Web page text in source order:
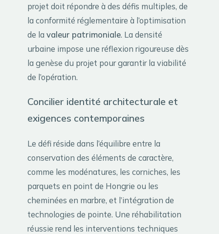
projet doit répondre à des défis multiples, de
la conformité réglementaire à l’optimisation
de lavaleur patrimoniale. La densité
urbaine impose une réflexion rigoureuse dès
la genèse du projet pour garantir la viabilité
de l’opération.
Concilier identité architecturale et
exigences contemporaines
Le défi réside dans l’équilibre entre la
conservation des éléments de caractère,
comme les modénatures, les corniches, les
parquets en point de Hongrie ou les
cheminées en marbre, et l’intégration de
technologies de pointe. Une réhabilitation
réussie rend les interventions techniques